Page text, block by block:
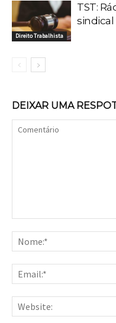
Direito Trabalhista
TST:
sindical
DEIXAR UMA